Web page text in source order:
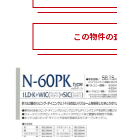
この物件の